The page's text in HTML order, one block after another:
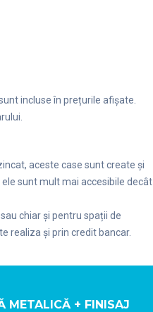
incluse în prețurile afișate.
aceste case sunt create și
sunt mult mai accesibile decât
chiar și pentru spații de
realiza și prin credit bancar.
METALICĂ + FINISAJ